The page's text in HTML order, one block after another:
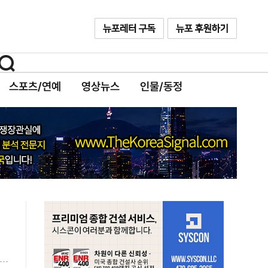
스포츠/연예 영상뉴스 인물/동정